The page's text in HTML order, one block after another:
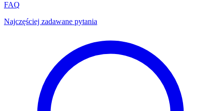
FAQ
Najczęściej zadawane pytania